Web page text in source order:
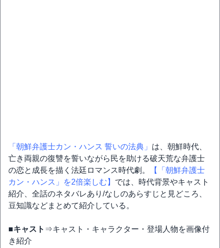
「朝鮮弁護士カン・ハンス 誓いの法典」 は、朝鮮時代、
亡き両親の復讐を誓いながら民を助ける破天荒な弁護士
の恋と成長を描く法廷ロマンス時代劇。
【「朝鮮弁護士
カン・ハンス」を2倍楽しむ】 では、時代背景やキャスト
紹介、全話のネタバレあり/なしのあらすじと見どころ、
豆知識などまとめて紹介している。
■キャスト ⇒キャスト・キャラクター・登場人物を画像付
き紹介